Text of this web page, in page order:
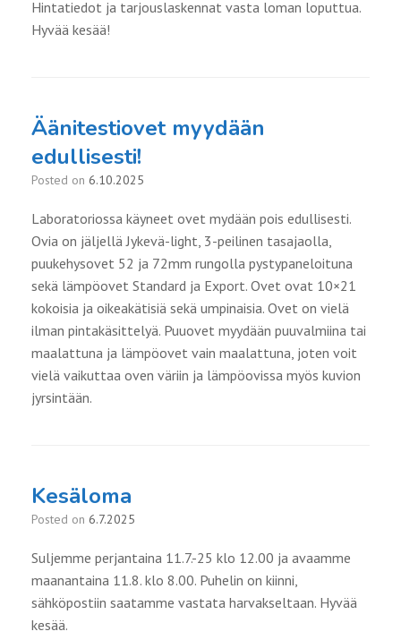
Hintatiedot ja tarjouslaskennat vasta loman loputtua.
Hyvää kesää!
Äänitestiovet myydään
edullisesti!
Posted on 6.10.2025
Laboratoriossa käyneet ovet mydään pois edullisesti.
Ovia on jäljellä Jykevä-light, 3-peilinen tasajaolla,
puukehysovet 52 ja 72mm rungolla pystypaneloituna
sekä lämpöovet Standard ja Export. Ovet ovat 10×21
kokoisia ja oikeakätisiä sekä umpinaisia. Ovet on vielä
ilman pintakäsittelyä. Puuovet myydään puuvalmiina tai
maalattuna ja lämpöovet vain maalattuna, joten voit
vielä vaikuttaa oven väriin ja lämpöovissa myös kuvion
jyrsintään.
Kesäloma
Posted on 6.7.2025
Suljemme perjantaina 11.7.-25 klo 12.00 ja avaamme
maanantaina 11.8. klo 8.00. Puhelin on kiinni,
sähköpostiin saatamme vastata harvakseltaan. Hyvää
kesää.